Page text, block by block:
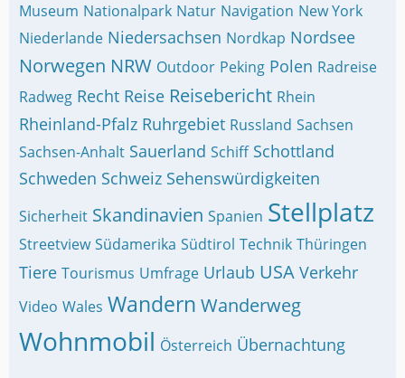
Museum Nationalpark Natur Navigation New York
Niederlande Niedersachsen Nordkap Nordsee
Norwegen NRW Outdoor Peking Polen Radreise
Radweg Recht Reise Reisebericht Rhein
Rheinland-Pfalz Ruhrgebiet Russland Sachsen
Sachsen-Anhalt Sauerland Schiff Schottland
Schweden Schweiz Sehenswürdigkeiten
Sicherheit Skandinavien Spanien Stellplatz
Streetview Südamerika Südtirol Technik Thüringen
Tiere Tourismus Umfrage Urlaub USA Verkehr
Video Wales Wandern Wanderweg
Wohnmobil Österreich Übernachtung